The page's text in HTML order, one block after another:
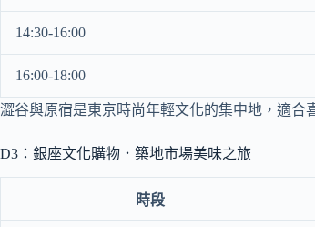
14:30-16:00
16:00-18:00
澀谷與原宿是東京時尚年輕文化的集中地，適合
D3：銀座文化購物．築地市場美味之旅
時段